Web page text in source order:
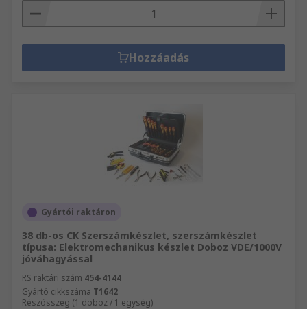
Hozzáadás
Gyártói raktáron
38 db-os CK Szerszámkészlet, szerszámkészlet
típusa: Elektromechanikus készlet Doboz VDE/1000V
jóváhagyással
RS raktári szám 454-4144
Gyártó cikkszáma T1642
Részösszeg (1 doboz / 1 egység)